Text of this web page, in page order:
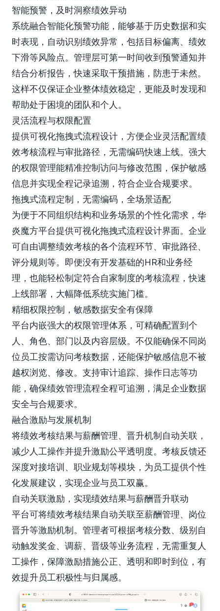
智能预警，及时洞察绩效异动
系统融合智能化预警功能，能够基于历史数据和实
时表现，自动识别绩效异常，包括目标偏离、绩效
下滑等风险点。管理层可第一时间收到预警通知并
结合分析报告，快速采取干预措施，防患于未然。
这样不仅保证企业整体绩效稳定，更能及时发现和
帮助处于困境的团队和个人。
灵活流程与权限配置
提供可视化拖拽式流程设计，方便企业灵活配置绩
效考核流程与审批路径，无需编码快速上线。强大
的权限管理能精准控制访问与修改范围，保护敏感
信息并实现全程记录追溯，符合企业合规要求。
拖拽式流程定制，无需编码，全场景适配
为便于不同组织结构和业务场景的个性化需求，华
炎魔方平台提供可视化拖拽式流程设计界面。企业
可自由调整绩效考核的各个流程环节、审批路径、
评分规则等。即便没有开发基础的HR和业务经
理，也能轻松制定符合自家制度的考核流程，快速
上线部署，大幅降低系统实施门槛。
精细权限控制，敏感数据安全有保障
平台内嵌强大的权限管理体系，可精确配置到个
人、角色、部门以及内容层级。不仅能确保不同岗
位员工按需访问考核数据，还能保护敏感信息不被
越权浏览、修改。支持审计追踪、操作日志等功
能，确保绩效管理流程全程可追溯，满足企业数据
安全与合规要求。
融合激励与发展机制
将绩效考核结果与薪酬管理、晋升机制自动关联，
减少人工操作并提升激励公平透明度。考核反馈还
深度对接培训、职业规划等模块，为员工提供个性
化发展建议，实现企业与员工双赢。
自动关联激励，实现绩效结果与薪酬晋升联动
平台可将绩效考核结果自动关联至薪酬管理、岗位
晋升等激励机制。管理者可根据考核分数、级别自
动触发奖金、调薪、晋级等业务流程，无需重复人
工操作，保障激励措施公正、透明和即时到位，有
效提升员工积极性与归属感。